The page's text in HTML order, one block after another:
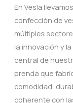
En Vesla
confección de
múltiples
la innovación y
central de
prenda que
comodidad,
coherente con